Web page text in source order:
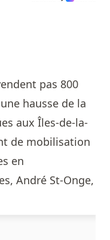
pas 800
hausse de la
aux Îles-de-la-
de mobilisation
en
André St-Onge,